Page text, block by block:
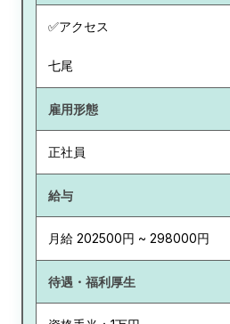
✅アクセス
七尾
雇用形態
正社員
給与
月給 202500円 ~ 298000円
待遇・福利厚生